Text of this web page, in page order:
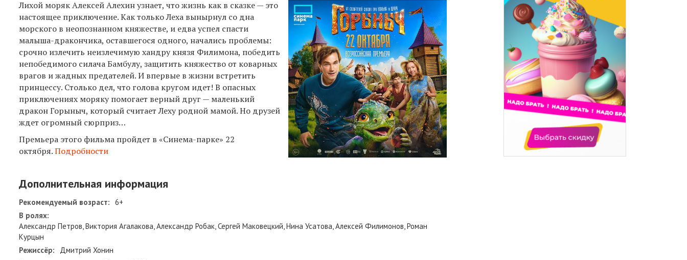
Лихой моряк Алексей Алехин узнает, что жизнь как в сказке — это
настоящее приключение. Как только Леха вынырнул со дна
морского в неопознанном княжестве, и едва успел спасти
малыша-дракончика, оставшегося одного, начались проблемы:
срочно излечить неизлечимую хандру князя Филимона, победить
непобедимого силача Бамбулу, защитить княжество от коварных
врагов и жадных предателей. И впервые в жизни встретить
принцессу. Столько дел, что голова кругом идет! В опасных
приключениях моряку помогает верный друг — маленький
дракон Горыныч, который считает Леху родной мамой. Но друзей
ждет огромный сюрприз…
Премьера этого фильма пройдет в «Синема-парке» 22
октября.Подробности
Дополнительная информация
Рекомендуемый возраст: 6+
В ролях:
Александр Петров, Виктория Агалакова, Александр Робак, Сергей Маковецкий, Нина Усатова, Алексей Филимонов, Роман
Курцын
Режиссёр:
Дмитрий Хонин